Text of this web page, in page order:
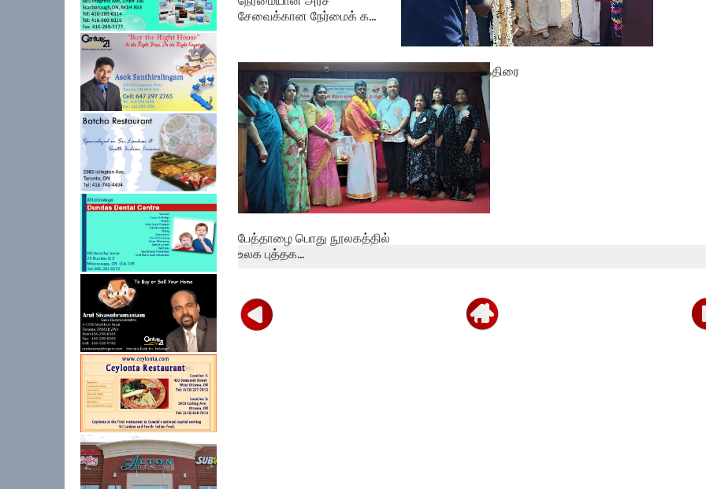
சேவைக்கான நேர்மைக் க...
தமிழ் சிங்கள சித்திரை
புதுவருட கலை...
பேத்தாழை பொது நூலகத்தில்
உலக புத்தக...